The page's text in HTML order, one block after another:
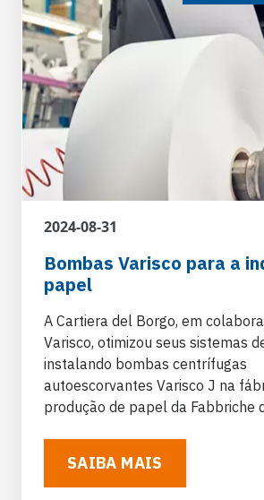
2024-08-31
Bombas Varisco para a
papel
A Cartiera del Borgo, em
Varisco, otimizou seus sistemas
instalando bombas centrífugas
autoescorvantes Varisco J na
produção de papel da Fabbriche
SAIBA MAIS